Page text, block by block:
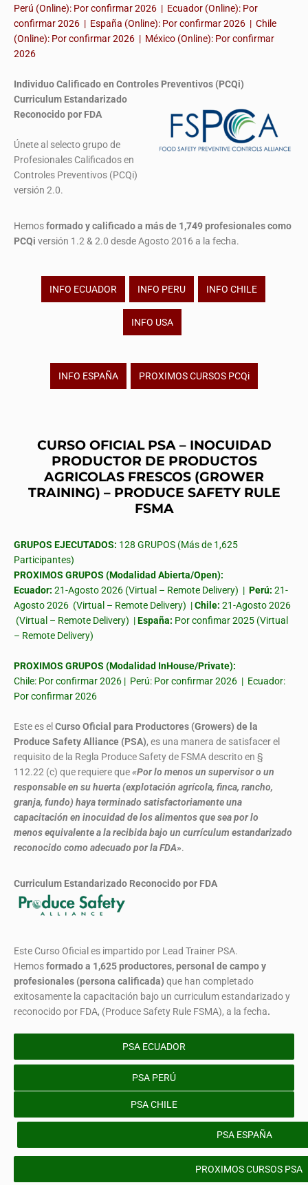
Perú (Online): Por confirmar 2026 | Ecuador (Online): Por
confirmar 2026 | España (Online): Por confirmar 2026 | Chile
(Online): Por confirmar 2026 | México (Online): Por confirmar
2026
Individuo Calificado en Controles Preventivos (PCQi)
Curriculum Estandarizado
Reconocido por FDA
Únete al selecto grupo de
Profesionales Calificados en
Controles Preventivos (PCQi)
versión 2.0.
Hemosformado y calificado a más de 1,749 profesionalescomo
PCQi versión 1.2 & 2.0 desde Agosto 2016 a la fecha.
INFO ECUADOR INFO PERU INFO CHILE
INFO USA
INFO ESPAÑA PROXIMOS CURSOS PCQi
CURSO OFICIAL PSA – INOCUIDAD
PRODUCTOR DE PRODUCTOS
AGRICOLAS FRESCOS (GROWER
TRAINING) – PRODUCE SAFETY RULE
FSMA
GRUPOS EJECUTADOS: 128 GRUPOS (Más de 1,625
Participantes)
PROXIMOS GRUPOS (Modalidad Abierta/Open):
Ecuador: 21-Agosto 2026 (Virtual – Remote Delivery) | Perú: 21-
Agosto 2026 (Virtual – Remote Delivery) |Chile: 21-Agosto 2026
(Virtual – Remote Delivery) |España: Por confimar 2025 (Virtual
– Remote Delivery)
PROXIMOS GRUPOS (Modalidad InHouse/Private):
Chile: Por confirmar 2026 | Perú: Por confirmar 2026 | Ecuador:
Por confirmar 2026
Este es el Curso Oficial para Productores (Growers) de la
Produce Safety Alliance (PSA), es una manera de satisfacer el
requisito de la Regla Produce Safety de FSMA descrito en §
112.22 (c) que requiere que«Por lo menos un supervisor o un
responsable en su huerta (explotación agrícola, finca, rancho,
granja, fundo) haya terminado satisfactoriamente una
capacitación en inocuidad de los alimentos que sea por lo
menos equivalente a la recibida bajo un currículum estandarizado
reconocido como adecuado por la FDA».
Curriculum Estandarizado Reconocido por FDA
Este Curso Oficial es impartido por Lead Trainer PSA.
Hemosformadoa 1,625 productores, personal de campo y
profesionales (persona calificada) que han completado
exitosamente la capacitación bajo un curriculum estandarizado y
reconocido por FDA, (Produce Safety Rule FSMA), a la fecha.
PSA ECUADOR
PSA PERÚ
PSA CHILE
PSA ESPAÑA
PROXIMOS CURSOS PSA